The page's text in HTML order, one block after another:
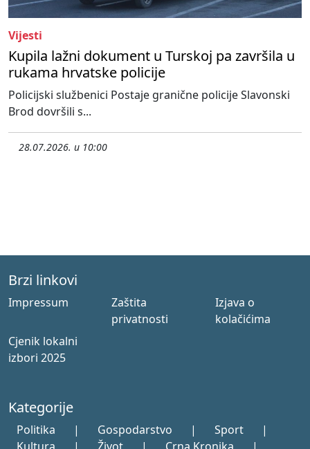
Vijesti
Kupila lažni dokument u Turskoj pa završila u
rukama hrvatske policije
Policijski službenici Postaje granične policije Slavonski
Brod dovršili s...
28.07.2026. u 10:00
Brzi linkovi
Impressum
Zaštita
privatnosti
Izjava o
kolačićima
Cjenik lokalni
izbori 2025
Kategorije
Politika | Gospodarstvo | Sport
|